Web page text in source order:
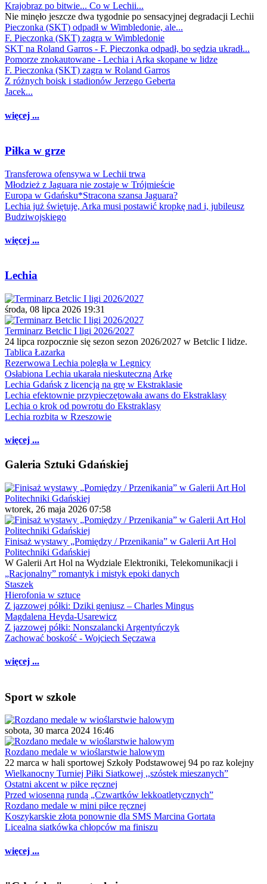
Krajobraz po bitwie... Co w Lechii...
Nie minęło jeszcze dwa tygodnie po sensacyjnej degradacji Lechii
Pieczonka (SKT) odpadł w Wimbledonie, ale...
F. Pieczonka (SKT) zagra w Wimbledonie
SKT na Roland Garros - F. Pieczonka odpadł, bo sędzia ukradł...
Pomorze znokautowane - Lechia i Arka skopane w lidze
F. Pieczonka (SKT) zagra w Roland Garros
Z różnych boisk i stadionów Jerzego Geberta
Jacek...
więcej ...
Piłka w grze
Transferowa ofensywa w Lechii trwa
Młodzież z Jaguara nie zostaje w Trójmieście
Europa w Gdańsku*Stracona szansa Jaguara?
Lechia już świętuje, Arka musi postawić kropkę nad i, jubileusz
Budziwojskiego
więcej ...
Lechia
środa, 08 lipca 2026 19:31
Terminarz Betclic I ligi 2026/2027
24 lipca rozpocznie się sezon sezon 2026/2027 w Betclic I lidze.
Tablica Łazarka
Rezerwowa Lechia poległa w Legnicy
Osłabiona Lechia ukarała nieskuteczną Arkę
Lechia Gdańsk z licencją na grę w Ekstraklasie
Lechia efektownie przypieczętowała awans do Ekstraklasy
Lechia o krok od powrotu do Ekstraklasy
Lechia rozbita w Rzeszowie
więcej ...
Galeria Sztuki Gdańskiej
wtorek, 26 maja 2026 07:58
Finisaż wystawy „Pomiędzy / Przenikania” w Galerii Art Hol
Politechniki Gdańskiej
W Galerii Art Hol na Wydziale Elektroniki, Telekomunikacji i
„Racjonalny” romantyk i mistyk epoki danych
Staszek
Hierofonia w sztuce
Z jazzowej półki: Dziki geniusz – Charles Mingus
Magdalena Heyda-Usarewicz
Z jazzowej półki: Nonszalancki Argentyńczyk
Zachować boskość - Wojciech Sęczawa
więcej ...
Sport w szkole
sobota, 30 marca 2024 16:46
Rozdano medale w wioślarstwie halowym
22 marca w hali sportowej Szkoły Podstawowej 94 po raz kolejny
Wielkanocny Turniej Piłki Siatkowej ,,szóstek mieszanych”
Ostatni akcent w piłce ręcznej
Przed wiosenną rundą „Czwartków lekkoatletycznych”
Rozdano medale w mini piłce ręcznej
Koszykarskie złota ponownie dla SMS Marcina Gortata
Licealna siatkówka chłopców ma finiszu
więcej ...